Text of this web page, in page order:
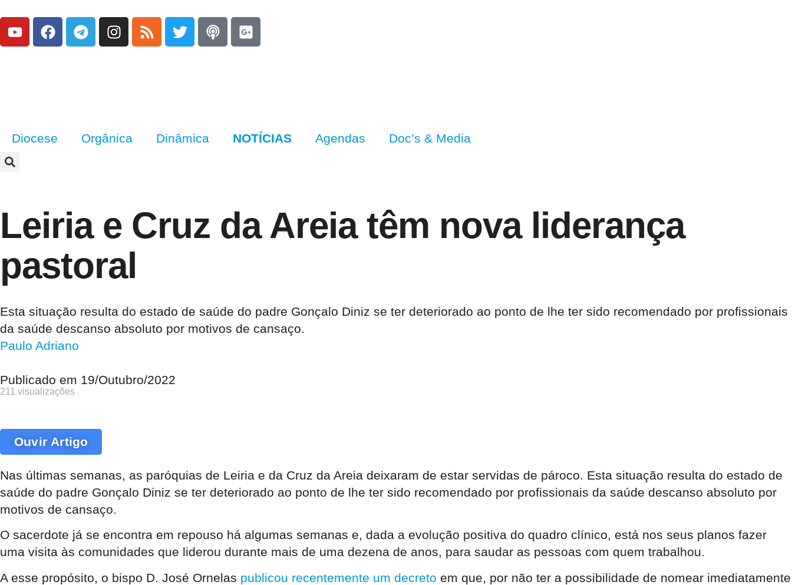
Diocese Orgânica Dinâmica NOTÍCIAS Agendas Doc’s & Media
Leiria e Cruz da Areia têm nova liderança
pastoral
Esta situação resulta do estado de saúde do padre Gonçalo Diniz se ter deteriorado ao ponto de lhe ter sido recomendado por profissionais
da saúde descanso absoluto por motivos de cansaço.
Paulo Adriano
Publicado em 19/Outubro/2022
211 visualizações
Ouvir Artigo
Nas últimas semanas, as paróquias de Leiria e da Cruz da Areia deixaram de estar servidas de pároco. Esta situação resulta do estado de
saúde do padre Gonçalo Diniz se ter deteriorado ao ponto de lhe ter sido recomendado por profissionais da saúde descanso absoluto por
motivos de cansaço.
O sacerdote já se encontra em repouso há algumas semanas e, dada a evolução positiva do quadro clínico, está nos seus planos fazer
uma visita às comunidades que liderou durante mais de uma dezena de anos, para saudar as pessoas com quem trabalhou.
A esse propósito, o bispo D. José Ornelas publicou recentemente um decreto em que, por não ter a possibilidade de nomear imediatamente